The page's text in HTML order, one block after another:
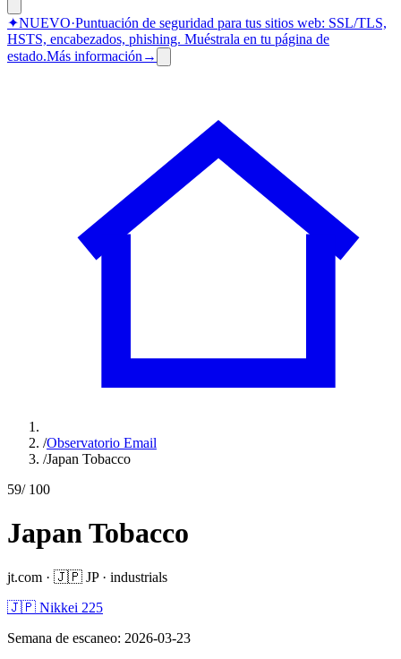
✦NUEVO·Puntuación de seguridad para tus sitios web: SSL/TLS,
HSTS, encabezados, phishing. Muéstrala en tu página de
estado.Más información →
/Observatorio Email
/Japan Tobacco
59/ 100
Japan Tobacco
jt.com · 🇯🇵 JP· industrials
🇯🇵 Nikkei 225
Semana de escaneo: 2026-03-23